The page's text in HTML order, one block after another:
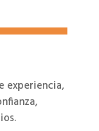
experiencia,